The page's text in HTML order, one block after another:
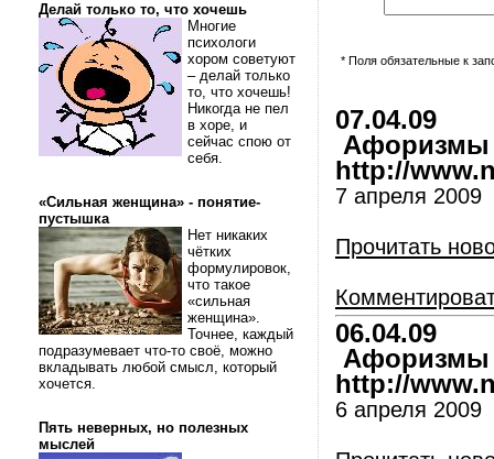
Делай только то, что хочешь
Многие
психологи
хором советуют
– делай только
то, что хочешь!
Никогда не пел
в хоре, и
сейчас спою от
себя.
«Сильная женщина» - понятие-
пустышка
Нет никаких
чётких
формулировок,
что такое
«сильная
женщина».
Точнее, каждый
подразумевает что-то своё, можно
вкладывать любой смысл, который
хочется.
Пять неверных, но полезных
мыслей
* Поля обязательные к
07.04.09
Афоризмы
http://
7 апреля 2009
Прочитать
06.04.09
Афоризмы
http://
6 апреля 2009